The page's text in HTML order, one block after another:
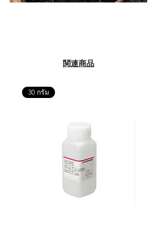
関連商品
30 กรัม